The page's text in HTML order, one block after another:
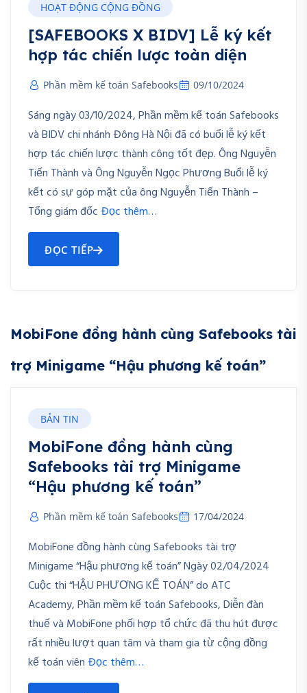
HOẠT ĐỘNG CỘNG ĐỒNG
[SAFEBOOKS X BIDV] Lễ ký kết
hợp tác chiến lược toàn diện
Phần mềm kế toán Safebooks 09/10/2024
Sáng ngày 03/10/2024, Phần mềm kế toán Safebooks
và BIDV chi nhánh Đông Hà Nội đã có buổi lễ ký kết
hợp tác chiến lược thành công tốt đẹp. Ông Nguyễn
Tiến Thành và Ông Nguyễn Ngọc Phương Buổi lễ ký
kết có sự góp mặt của ông Nguyễn Tiến Thành –
Tổng giám đốc Đọc thêm…
ĐỌC TIẾP
MobiFone đồng hành cùng Safebooks tài
trợ Minigame “Hậu phương kế toán”
BẢN TIN
MobiFone đồng hành cùng
Safebooks tài trợ Minigame
“Hậu phương kế toán”
Phần mềm kế toán Safebooks 17/04/2024
MobiFone đồng hành cùng Safebooks tài trợ
Minigame “Hậu phương kế toán” Ngày 02/04/2024
Cuộc thi “HẬU PHƯƠNG KẾ TOÁN” do ATC
Academy, Phần mềm kế toán Safebooks, Diễn đàn
thuế và MobiFone phối hợp tổ chức đã thu hút được
rất nhiều lượt quan tâm và tham gia từ cộng đồng
kế toán viên Đọc thêm…